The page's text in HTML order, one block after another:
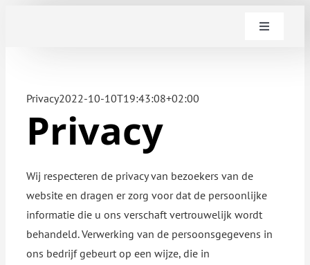
Toggle
Welfsels
Stabiliteitsstudie
Privacy2022-10-10T19:43:08+02:00
Privacy
Wij respecteren de privacy van bezoekers van de
website en dragen er zorg voor dat de persoonlijke
informatie die u ons verschaft vertrouwelijk wordt
behandeld. Verwerking van de persoonsgegevens in
ons bedrijf gebeurt op een wijze, die in